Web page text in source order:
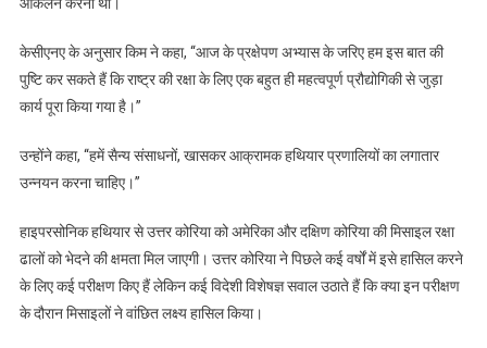
केसीएनए के अनुसार किम ने कहा, ‘‘आज के प्रक्षेपण अभ्यास के जरिए हम इस बात की
पुष्टि कर सकते हैं कि राष्ट्र की रक्षा के लिए एक बहुत ही महत्वपूर्ण प्रौद्योगिकी से जुड़ा
कार्य पूरा किया गया है।’’
उन्होंने कहा, ‘‘हमें सैन्य संसाधनों, खासकर आक्रामक हथियार प्रणालियों का लगातार
उन्नयन करना चाहिए।’’
हाइपरसोनिक हथियार से उत्तर कोरिया को अमेरिका और दक्षिण कोरिया की मिसाइल रक्षा
ढालों को भेदने की क्षमता मिल जाएगी। उत्तर कोरिया ने पिछले कई वर्षों में इसे हासिल करने
के लिए कई परीक्षण किए हैं लेकिन कई विदेशी विशेषज्ञ सवाल उठाते हैं कि क्या इन परीक्षण
के दौरान मिसाइलों ने वांछित लक्ष्य हासिल किया।